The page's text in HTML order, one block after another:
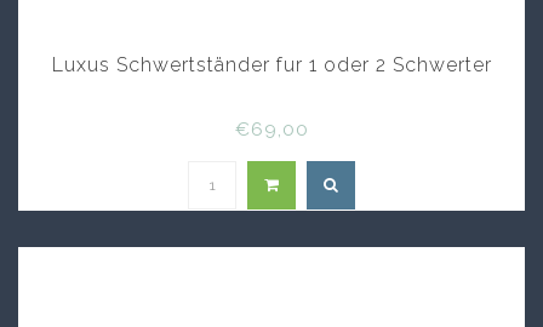
Luxus Schwertständer fur 1 oder 2 Schwerter
€69,00